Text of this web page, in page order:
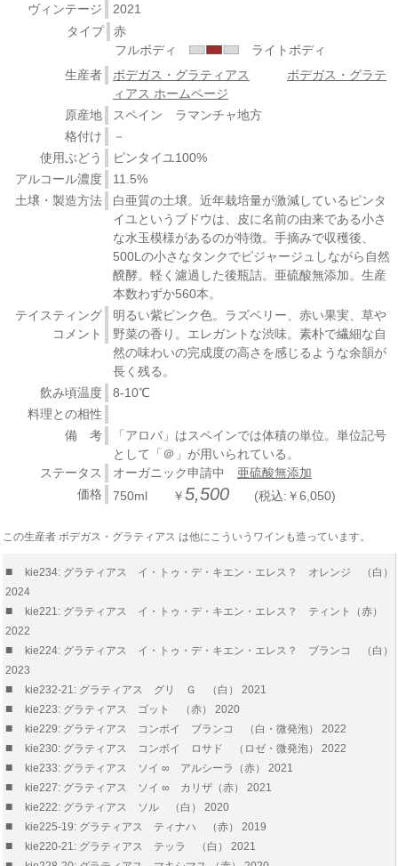
ヴィンテージ
2021
タイプ
赤
フルボディ
ライトボディ
生産者
ボデガス・グラティアス
ボデガス・グラテ
ィアス ホームページ
原産地
スペイン ラマンチャ地方
格付け
－
使用ぶどう
ピンタイユ100%
アルコール濃度
11.5%
土壌・製造方法
白亜質の土壌。近年栽培量が激減しているピンタ
イユというブドウは、皮に名前の由来である小さ
な水玉模様があるのが特徴。手摘みで収穫後、
500Lの小さなタンクでピジャージュしながら自然
醗酵。軽く濾過した後瓶詰。亜硫酸無添加。生産
本数わずか560本。
テイスティング
コメント
明るい紫ピンク色。ラズベリー、赤い果実、草や
野菜の香り。エレガントな渋味。素朴で繊細な自
然の味わいの完成度の高さを感じるような余韻が
長く残る。
飲み頃温度
8-10℃
料理との相性
備 考
「アロバ」はスペインでは体積の単位。単位記号
として「＠」が用いられている。
ステータス
オーガニック申請中 亜硫酸無添加
価格
750ml ￥5,500 (税込:￥6,050)
この生産者 ボデガス・グラティアス は他にこういうワインも造っています。
■ kie234: グラティアス イ・トゥ・デ・キエン・エレス？ オレンジ （白）
2024
■ kie221: グラティアス イ・トゥ・デ・キエン・エレス？ ティント（赤）
2022
■ kie224: グラティアス イ・トゥ・デ・キエン・エレス？ ブランコ （白）
2023
■ kie232-21: グラティアス グリ Ｇ （白） 2021
■ kie223: グラティアス ゴット （赤） 2020
■ kie229: グラティアス コンボイ ブランコ （白・微発泡） 2022
■ kie230: グラティアス コンボイ ロサド （ロゼ・微発泡） 2022
■ kie233: グラティアス ソイ ∞ アルシーラ（赤） 2021
■ kie227: グラティアス ソイ ∞ カリザ（赤） 2021
■ kie222: グラティアス ソル （白） 2020
■ kie225-19: グラティアス ティナハ （赤） 2019
■ kie220-21: グラティアス テッラ （白） 2021